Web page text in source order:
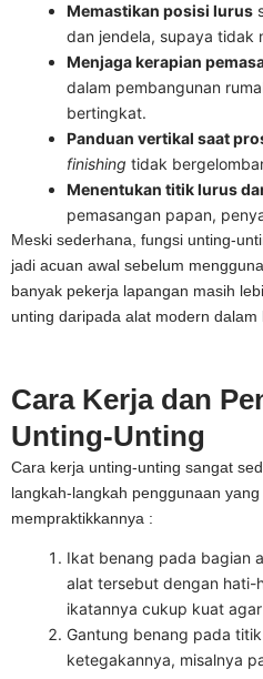
Memastikan posisi lurus
dan jendela, supaya tidak
Menjaga kerapian
dalam pembangunan
bertingkat.
Panduan vertikal saat
finishing tidak
Menentukan titik lurus
pemasangan papan,
Meski sederhana, fungsi unting-
jadi acuan awal sebelum
banyak pekerja lapangan masih
unting daripada alat modern dalam
Cara Kerja dan
Unting-Unting
Cara kerja unting-unting sangat
langkah-langkah penggunaan
mempraktikkannya :
Ikat benang pada bagian
alat tersebut dengan hati-
ikatannya cukup kuat
Gantung benang pada
ketegakannya, misalnya